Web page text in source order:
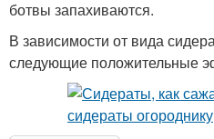
ботвы запахиваются.
В зависимости от вида
следующие положительные